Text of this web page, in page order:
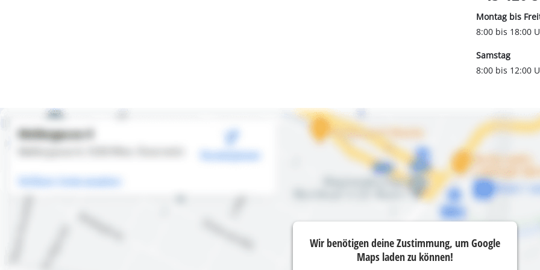
Montag bis
8:00 bis 18:00
Samstag
8:00 bis 12:00
Wir benötigen deine Zustimmung, um Google
Maps laden zu können!